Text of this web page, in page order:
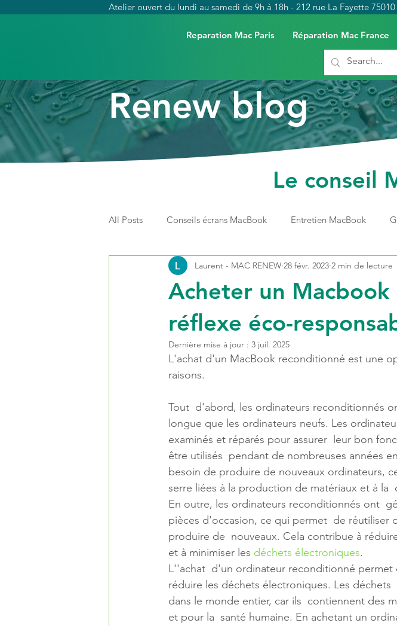
Atelier ouvert du lundi au samedi de 9h à 18h - 212 rue La Fayette 75010
Reparation Mac Paris Réparation Mac France
Renew blog
Le conseil
All Posts Conseils écrans MacBook Entretien MacBook
Acheter un
réflexe éco-
Laurent - MAC RENEW 28 févr. 2023 2 min de lecture
Dernière mise à jour : 3 juil. 2025
L'achat d'un MacBook reconditionné est une
raisons.
Tout  d'abord, les ordinateurs reconditionnés
longue que les ordinateurs neufs. Les
examinés et réparés pour assurer  leur bon
être utilisés  pendant de nombreuses années
besoin de produire de nouveaux ordinateurs,
serre liées à la production de matériaux et à la
En outre, les ordinateurs reconditionnés ont
pièces d'occasion, ce qui permet  de réutiliser
produire de  nouveaux. Cela contribue à
et à minimiser les déchets électroniques.
L''achat  d'un ordinateur reconditionné
réduire les déchets électroniques. Les
dans le monde entier, car ils  contiennent des
et pour la  santé humaine. En achetant un